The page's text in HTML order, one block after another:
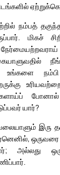
நம்பத்
மிகச்
உங்களை
போனால்
யார்?
இரு
அல்லது